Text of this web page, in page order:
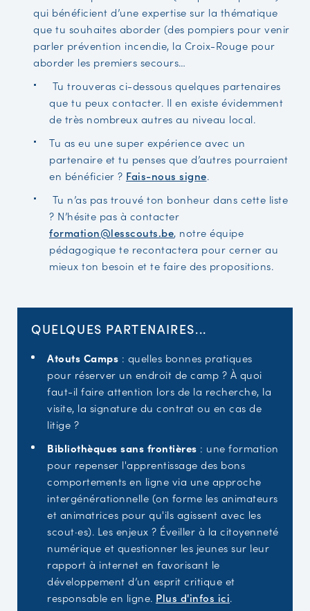
qui bénéficient d’une expertise sur la thématique
que tu souhaites aborder (des pompiers pour venir
parler prévention incendie, la Croix-Rouge pour
aborder les premiers secours…
Tu trouveras ci-dessous quelques partenaires
que tu peux contacter. Il en existe évidemment
de très nombreux autres au niveau local.
Tu as eu une super expérience avec un
partenaire et tu penses que d’autres pourraient
en bénéficier ? Fais-nous signe.
Tu n’as pas trouvé ton bonheur dans cette liste
? N’hésite pas à contacter
formation@lesscouts.be, notre équipe
pédagogique te recontactera pour cerner au
mieux ton besoin et te faire des propositions.
QUELQUES PARTENAIRES...
Atouts Camps : quelles bonnes pratiques
pour réserver un endroit de camp ? À quoi
faut-il faire attention lors de la recherche, la
visite, la signature du contrat ou en cas de
litige ?
Bibliothèques sans frontières : une formation
pour repenser l'apprentissage des bons
comportements en ligne via une approche
intergénérationnelle (on forme les animateurs
et animatrices pour qu'ils agissent avec les
scout·es). Les enjeux ? Éveiller à la citoyenneté
numérique et questionner les jeunes sur leur
rapport à internet en favorisant le
développement d’un esprit critique et
responsable en ligne. Plus d'infos ici.